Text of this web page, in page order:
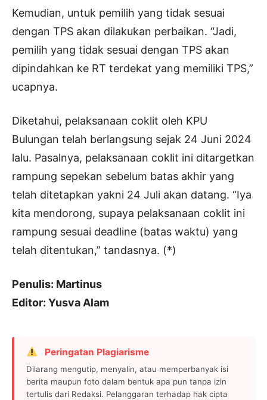
Kemudian, untuk pemilih yang tidak sesuai
dengan TPS akan dilakukan perbaikan. “Jadi,
pemilih yang tidak sesuai dengan TPS akan
dipindahkan ke RT terdekat yang memiliki TPS,”
ucapnya.
Diketahui, pelaksanaan coklit oleh KPU
Bulungan telah berlangsung sejak 24 Juni 2024
lalu. Pasalnya, pelaksanaan coklit ini ditargetkan
rampung sepekan sebelum batas akhir yang
telah ditetapkan yakni 24 Juli akan datang. “Iya
kita mendorong, supaya pelaksanaan coklit ini
rampung sesuai deadline (batas waktu) yang
telah ditentukan,” tandasnya. (*)
Penulis: Martinus
Editor: Yusva Alam
Peringatan Plagiarisme
Dilarang mengutip, menyalin, atau memperbanyak isi
berita maupun foto dalam bentuk apa pun tanpa izin
tertulis dari Redaksi. Pelanggaran terhadap hak cipta